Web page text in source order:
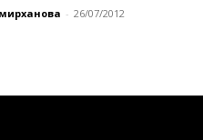
- 26/07/2012